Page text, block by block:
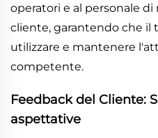
operatori e al personale
cliente, garantendo che il
utilizzare e mantenere
competente.
Feedback del Cliente:
aspettative